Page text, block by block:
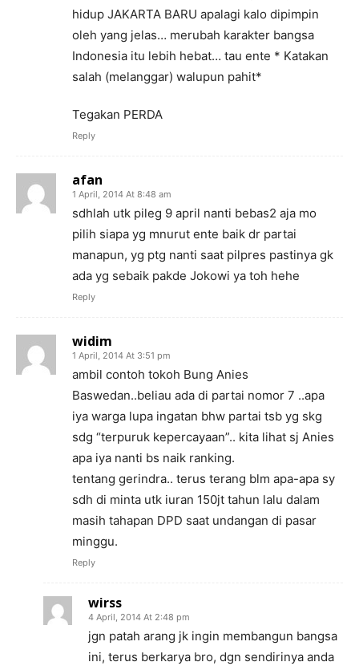
hidup JAKARTA BARU apalagi kalo dipimpin
oleh yang jelas… merubah karakter bangsa
Indonesia itu lebih hebat… tau ente * Katakan
salah (melanggar) walupun pahit*
Tegakan PERDA
Reply
afan
1 April, 2014 At 8:48 am
sdhlah utk pileg 9 april nanti bebas2 aja mo
pilih siapa yg mnurut ente baik dr partai
manapun, yg ptg nanti saat pilpres pastinya gk
ada yg sebaik pakde Jokowi ya toh hehe
Reply
widim
1 April, 2014 At 3:51 pm
ambil contoh tokoh Bung Anies
Baswedan..beliau ada di partai nomor 7 ..apa
iya warga lupa ingatan bhw partai tsb yg skg
sdg “terpuruk kepercayaan”.. kita lihat sj Anies
apa iya nanti bs naik ranking.
tentang gerindra.. terus terang blm apa-apa sy
sdh di minta utk iuran 150jt tahun lalu dalam
masih tahapan DPD saat undangan di pasar
minggu.
Reply
wirss
4 April, 2014 At 2:48 pm
jgn patah arang jk ingin membangun bangsa
ini, terus berkarya bro, dgn sendirinya anda